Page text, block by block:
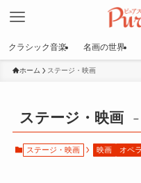
クラシック音楽 名画の世界
ホーム ステージ・映画
ステージ・映画
ステージ・映画 映画 オペラ